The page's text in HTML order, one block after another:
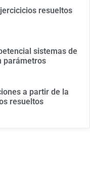
resueltos
sistemas de
parámetros
a partir de la
resueltos